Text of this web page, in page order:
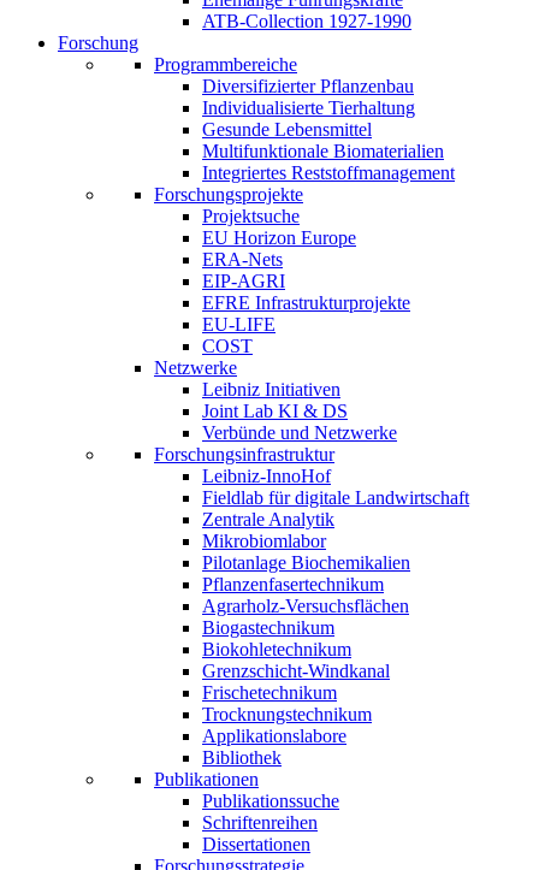
ATB-Collection 1927-1990
Forschung
Programmbereiche
Diversifizierter Pflanzenbau
Individualisierte Tierhaltung
Gesunde Lebensmittel
Multifunktionale Biomaterialien
Integriertes Reststoffmanagement
Forschungsprojekte
Projektsuche
EU Horizon Europe
ERA-Nets
EIP-AGRI
EFRE Infrastrukturprojekte
EU-LIFE
COST
Netzwerke
Leibniz Initiativen
Joint Lab KI & DS
Verbünde und Netzwerke
Forschungsinfrastruktur
Leibniz-InnoHof
Fieldlab für digitale Landwirtschaft
Zentrale Analytik
Mikrobiomlabor
Pilotanlage Biochemikalien
Pflanzenfasertechnikum
Agrarholz-Versuchsflächen
Biogastechnikum
Biokohletechnikum
Grenzschicht-Windkanal
Frischetechnikum
Trocknungstechnikum
Applikationslabore
Bibliothek
Publikationen
Publikationssuche
Schriftenreihen
Dissertationen
Forschungsstrategie